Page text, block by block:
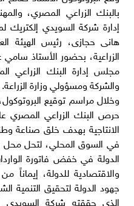
بالبنك الزراعي المصري،
إدارة شركة السويدي إلكتريك
هانى حجازى، رئيس الهيئة
الزراعية، بحضور الأستاذ
مجلس إدارة البنك الزراعي
والشركة ومسؤولي وزارة الزراعة.
وخلال مراسم توقيع
حرص البنك الزراعي المصري
الانتاجية بهدف خلق صناعة
في السوق المحلي، لتحل محل
الدولة في خفض فاتورة
والاقتصادية للدولة،
جهود الدولة لتحقيق التنمية
الذي حققته شركة السويدي